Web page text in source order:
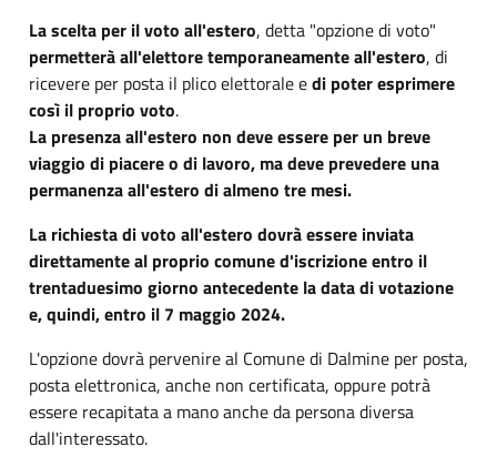
La scelta per il voto all'estero, detta "opzione di voto"
permetterà all'elettore temporaneamente all'estero, di
ricevere per posta il plico elettorale edi poter esprimere
così il proprio voto.
La presenza all'estero non deve essere per un breve
viaggio di piacere o di lavoro, ma deve prevedere una
permanenza all'estero di almeno tre mesi.
La richiesta di voto all'estero dovrà essere inviata
direttamente al proprio comune d'iscrizione entro il
trentaduesimo giorno antecedente la data di votazione
e, quindi, entro il 7 maggio 2024.
L'opzione dovrà pervenire al Comune di Dalmine per posta,
posta elettronica, anche non certificata, oppure potrà
essere recapitata a mano anche da persona diversa
dall'interessato.